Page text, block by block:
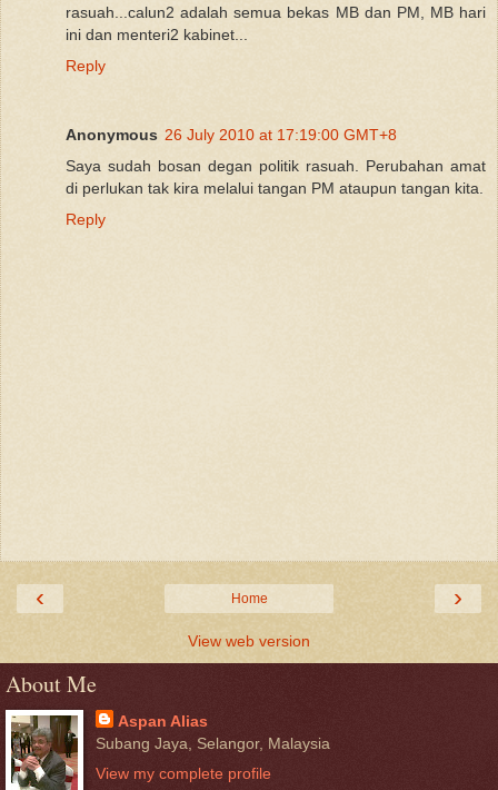
rasuah...calun2 adalah semua bekas MB dan PM, MB hari
ini dan menteri2 kabinet...
Reply
Anonymous 26 July 2010 at 17:19:00 GMT+8
Saya sudah bosan degan politik rasuah. Perubahan amat
di perlukan tak kira melalui tangan PM ataupun tangan kita.
Reply
‹ ›
Home
View web version
About Me
Aspan Alias
Subang Jaya, Selangor, Malaysia
View my complete profile